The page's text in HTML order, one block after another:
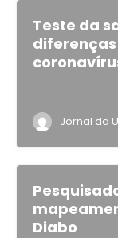
Teste da
Jornal da
Diabo